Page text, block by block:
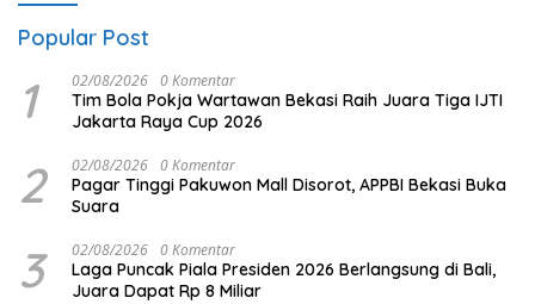
Popular Post
1 02/08/2026 0 Komentar
Tim Bola Pokja Wartawan Bekasi Raih Juara Tiga IJTI
Jakarta Raya Cup 2026
2 02/08/2026 0 Komentar
Pagar Tinggi Pakuwon Mall Disorot, APPBI Bekasi Buka
Suara
3 02/08/2026 0 Komentar
Laga Puncak Piala Presiden 2026 Berlangsung di Bali,
Juara Dapat Rp 8 Miliar